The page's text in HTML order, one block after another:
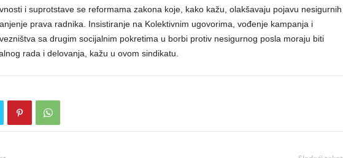
i suprotstave se reformama zakona koje, kako kažu, olakšavaju pojavu nesigurnih
prava radnika. Insistiranje na Kolektivnim ugovorima, vođenje kampanja i
sa drugim socijalnim pokretima u borbi protiv nesigurnog posla moraju biti
rada i delovanja, kažu u ovom sindikatu.